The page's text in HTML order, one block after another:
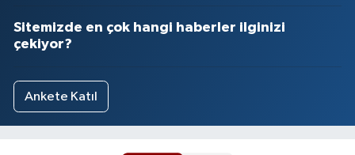
Sitemizde en çok hangi haberler ilginizi
çekiyor?
Ankete Katıl